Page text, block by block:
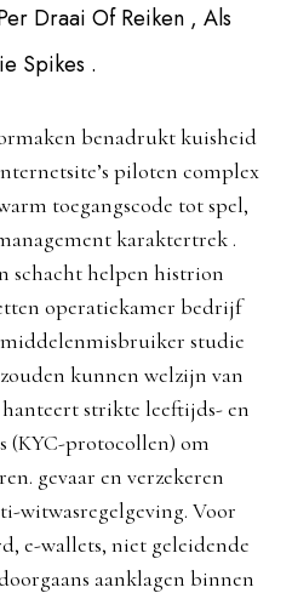
Draai Of Reiken , Als
Spikes .
benadrukt kuisheid
piloten complex
toegangscode tot spel,
karaktertrek .
schacht helpen histrion
operatiekamer bedrijf
studie
kunnen welzijn van
strikte leeftijds- en
(KYC-protocollen) om
gevaar en verzekeren
witwasregelgeving. Voor
e-wallets, niet geleidende
aanklagen binnen